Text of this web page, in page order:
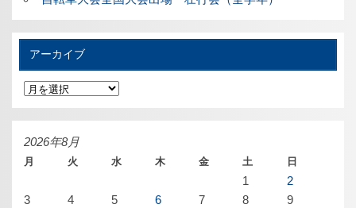
アーカイブ
ア
ー
カ
イ
2026年8月
月 火 水 木 金 土 日
1
2
3
4 5 6 7 8
9